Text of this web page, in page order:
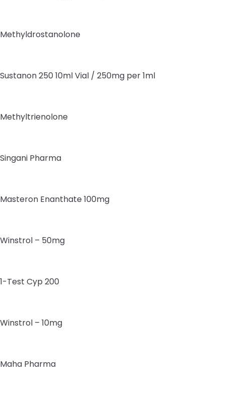
Methyldrostanolone
Sustanon 250 10ml Vial / 250mg per 1ml
Methyltrienolone
Singani Pharma
Masteron Enanthate 100mg
Winstrol – 50mg
1-Test Cyp 200
Winstrol – 10mg
Maha Pharma